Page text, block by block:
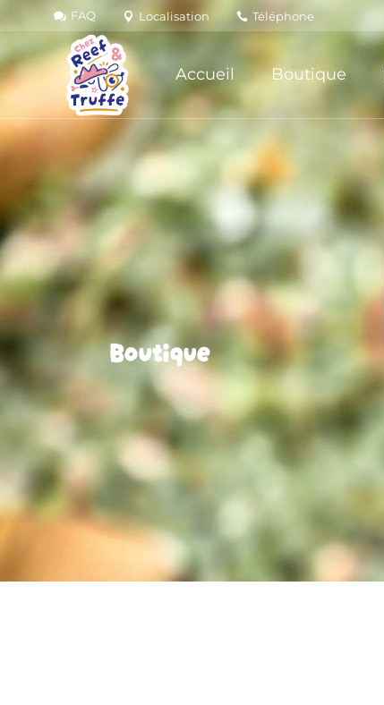
FAQ Localisation Téléphone
Accueil Boutique
Boutique